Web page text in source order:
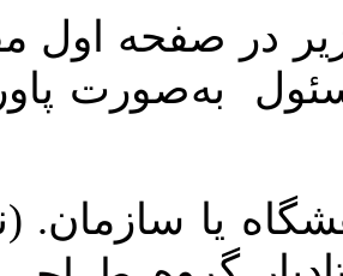
در صفحه اول
به‌صورت
یا سازمان.